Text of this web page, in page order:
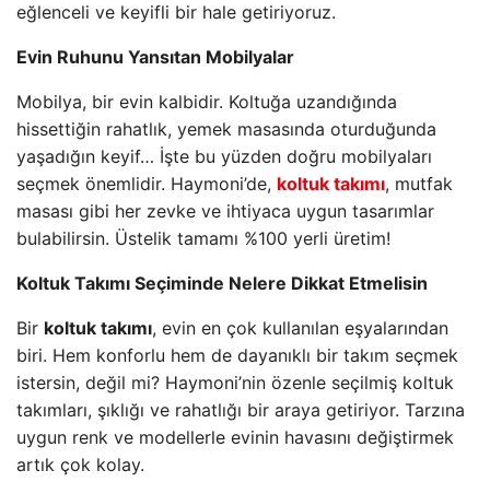
eğlenceli ve keyifli bir hale getiriyoruz.
Evin Ruhunu Yansıtan Mobilyalar
Mobilya, bir evin kalbidir. Koltuğa uzandığında
hissettiğin rahatlık, yemek masasında oturduğunda
yaşadığın keyif… İşte bu yüzden doğru mobilyaları
seçmek önemlidir. Haymoni’de, koltuk takımı, mutfak
masası gibi her zevke ve ihtiyaca uygun tasarımlar
bulabilirsin. Üstelik tamamı %100 yerli üretim!
Koltuk Takımı Seçiminde Nelere Dikkat Etmelisin
Bir koltuk takımı, evin en çok kullanılan eşyalarından
biri. Hem konforlu hem de dayanıklı bir takım seçmek
istersin, değil mi? Haymoni’nin özenle seçilmiş koltuk
takımları, şıklığı ve rahatlığı bir araya getiriyor. Tarzına
uygun renk ve modellerle evinin havasını değiştirmek
artık çok kolay.